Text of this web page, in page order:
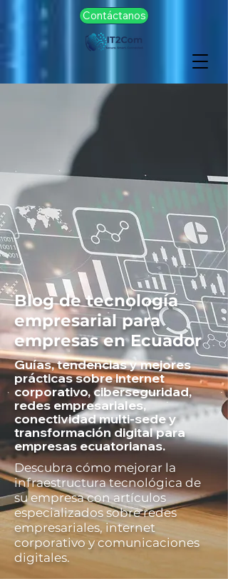
Contáctanos
Blog de tecnología
empresarial para
empresas en Ecuador
Guías, tendencias y mejores
prácticas sobre internet
corporativo, ciberseguridad,
redes empresariales,
conectividad multi-sede y
transformación digital para
empresas ecuatorianas.
Descubra cómo mejorar la
infraestructura tecnológica de
su empresa con artículos
especializados sobre redes
empresariales, internet
corporativo y comunicaciones
digitales.